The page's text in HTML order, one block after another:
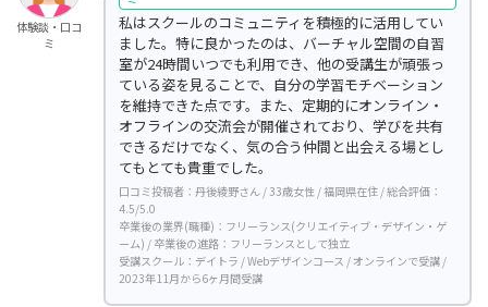
体験談・口コ
ミ
私はスクールのコミュニティを積極的に活用してい
ました。特に良かったのは、バーチャル空間の自習
室が24時間いつでも利用でき、他の受講生が頑張っ
ている姿を見ることで、自分の学習モチベーション
を維持できた点です。また、定期的にオンライン・
オフラインの交流会が開催されており、学びを共有
できるだけでなく、気の合う仲間と出会える場とし
てもとても貴重でした。
口コミ投稿者：丹後綾野さん / 33歳女性 / 福岡県在住 / 総合評価：
4.5/5.0
卒業後の業界(職種)：フリーランス(クリエイティブ・デザイン・ゲ
ーム) / 卒業後の進路：フリーランスとして独立
受講スクール：デイトラ / Webデザインコース / オンラインで受講 /
2023年11月から6ヶ月間受講